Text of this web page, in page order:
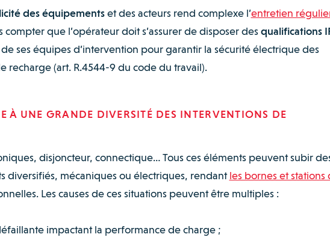
des équipementset des acteurs rend complexe l’entretien
compter que l’opérateur doit s’assurer de disposer desqualifications
de ses équipes d’intervention pour garantir la sécurité électrique des
recharge (art. R.4544-9 du code du travail).
À UNE GRANDE DIVERSITÉ DES INTERVENTIONS DE
disjoncteur, connectique… Tous ces éléments peuvent subir
diversifiés, mécaniques ou électriques, rendantles bornes et stations
Les causes de ces situations peuvent être multiples :
impactant la performance de charge ;